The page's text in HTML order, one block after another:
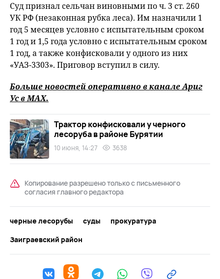
Суд признал сельчан виновными по ч. 3 ст. 260
УК РФ (незаконная рубка леса). Им назначили 1
год 5 месяцев условно с испытательным сроком
1 год и 1,5 года условно с испытательным сроком
1 год, а также конфисковали у одного из них
«УАЗ-3303». Приговор вступил в силу.
Больше новостей оперативно в канале Ариг
Ус вMAХ.
Трактор конфисковали у черного
лесоруба в районе Бурятии
10 июня, 14:27 3638
Копирование разрешено только с письменного
согласия главного редактора
черные лесорубы суды
прокуратура
Заиграевский район